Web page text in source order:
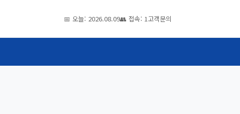
📅 오늘: 2026.08.09👥 접속: 1 고객문의